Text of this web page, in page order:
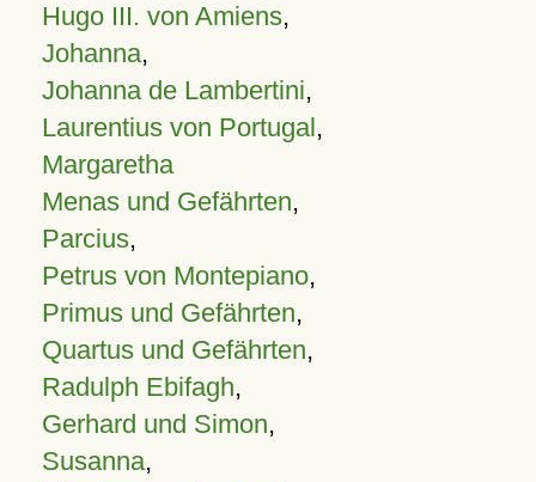
Hugo III. von Amiens,
Johanna,
Johanna de Lambertini,
Laurentius von Portugal,
Margaretha
Menas und Gefährten,
Parcius,
Petrus von Montepiano,
Primus und Gefährten,
Quartus und Gefährten,
Radulph Ebifagh,
Gerhard und Simon,
Susanna,